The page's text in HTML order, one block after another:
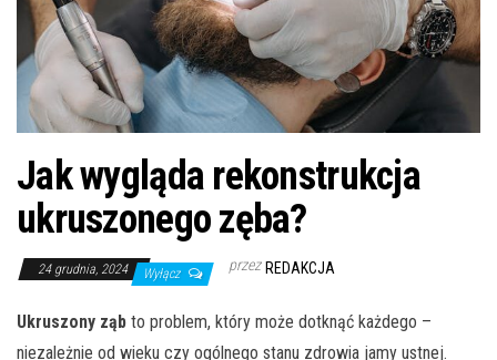
Jak wygląda rekonstrukcja
ukruszonego zęba?
24 grudnia, 2024 Wyłącz przez REDAKCJA
Ukruszony ząb to problem, który może dotknąć każdego –
niezależnie od wieku czy ogólnego stanu zdrowia jamy ustnej.